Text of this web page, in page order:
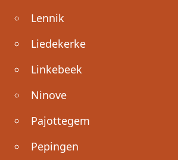
Lennik
Liedekerke
Linkebeek
Ninove
Pajottegem
Pepingen